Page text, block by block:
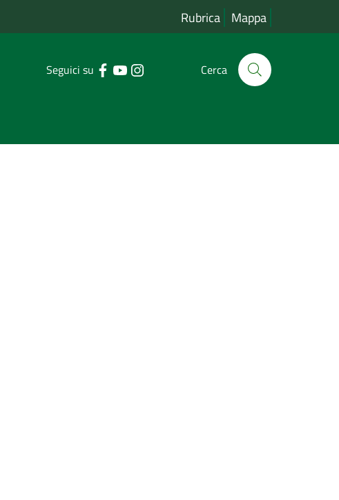
Rubrica Mappa
Seguici su Cerca